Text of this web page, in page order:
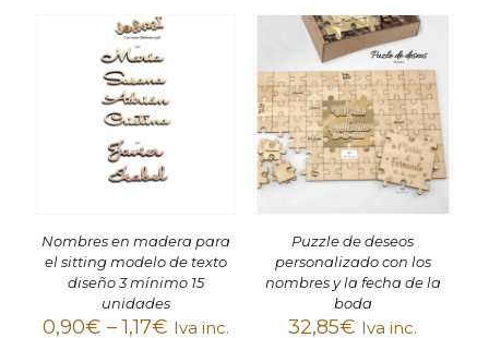
Nombres en madera para
el sitting modelo de texto
diseño 3 mínimo 15
unidades
0,90€ –1,17€ Iva inc.
Puzzle de deseos
personalizado con los
nombres y la fecha de la
boda
32,85€ Iva inc.